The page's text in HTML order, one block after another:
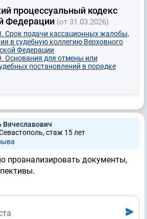
процессуальный кодекс
Федерации (от 31.03.2026)
Срок подачи кассационных жалобы,
в судебную коллегию Верховного
Федерации
Основания для отмены или
постановлений в порядке
Вячеславович
стаж 15 лет
проанализировать документы,